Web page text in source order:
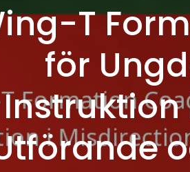
T
för